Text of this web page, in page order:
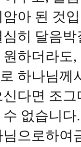
암아 된 것
심히 달음
원하더라도
하나님께
신다면 조
수 없습니
님으로하여